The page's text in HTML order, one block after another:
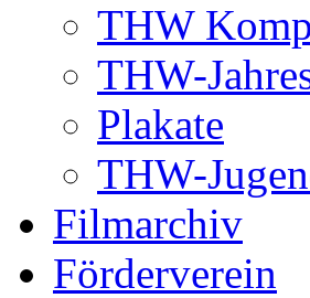
THW
THW-
Plakate
THW-
Filmarchiv
Förderverein